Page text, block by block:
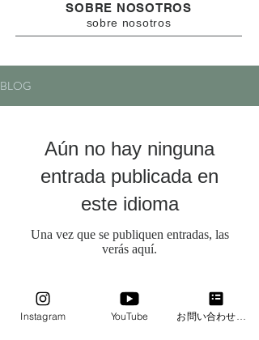
SOBRE NOSOTROS
​sobre nosotros
BLOG
Aún no hay ninguna
entrada publicada en
este idioma
Una vez que se publiquen entradas, las
verás aquí.
Instagram YouTube